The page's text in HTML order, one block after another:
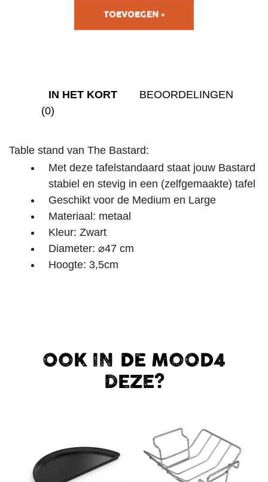
TOEVOEGEN AAN
WINKELWAGEN
IN HET KORT
BEOORDELINGEN
(0)
Table stand van The Bastard:
Met deze tafelstandaard staat jouw Bastard
stabiel en stevig in een (zelfgemaakte) tafel
Geschikt voor de Medium en Large
Materiaal: metaal
Kleur: Zwart
Diameter: ⌀47 cm
Hoogte: 3,5cm
OOK IN DE MOOD4
DEZE?